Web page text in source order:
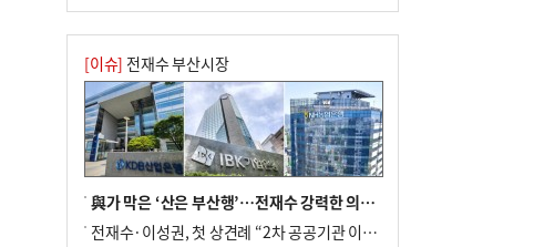
10 르노 못 타는 부산시장…관용차 규정에 막
힌 지역기업 응원
[이슈] 전재수 부산시장
與가 막은 ‘산은 부산행’…전재수 강력한 의지 표명 없인 공염불
전재수·이성권, 첫 상견례 “2차 공공기관 이전 초당 협력”(종합)